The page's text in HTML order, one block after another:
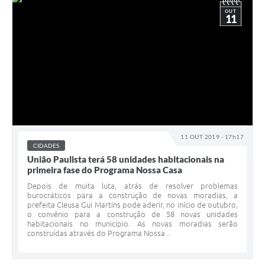
11 OUT 2019 - 17h17
OUT
11
CIDADES
União Paulista terá 58 unidades habitacionais na
primeira fase do Programa Nossa Casa
Depois de muita luta, atrás de resolver problemas
burocráticos para a construção de novas moradias, a
prefeita Cleusa Gui Martins pode aderir, no início de outubro,
o convênio para a construção de 58 novas unidades
habitacionais no município. As novas moradias serão
construídas através do Programa Nossa...